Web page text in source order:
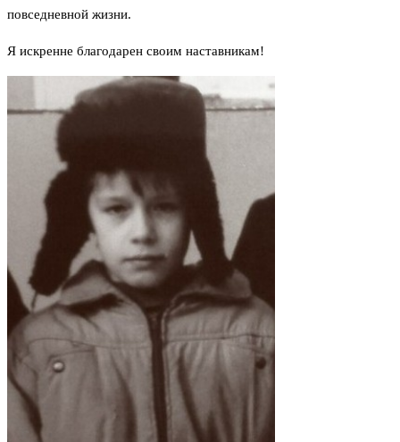
повседневной жизни.
Я искренне благодарен своим наставникам!